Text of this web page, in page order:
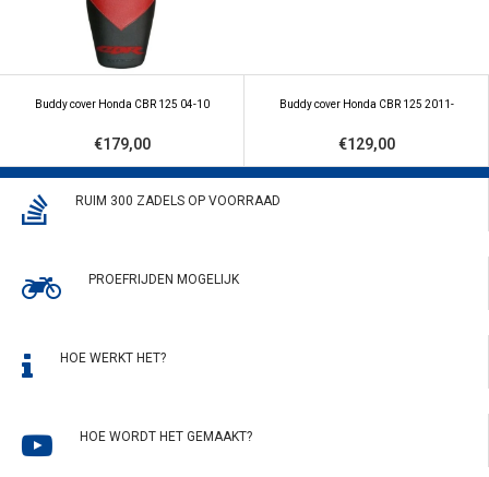
Buddy cover Honda CBR 125 04-10
€179,00
Buddy cover Honda CBR 125 2011-
€129,00
RUIM 300 ZADELS OP VOORRAAD
PROEFRIJDEN MOGELIJK
HOE WERKT HET?
HOE WORDT HET GEMAAKT?